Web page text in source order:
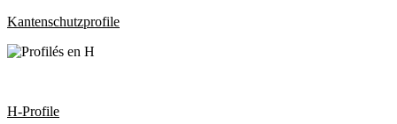
Kantenschutzprofile
H-Profile